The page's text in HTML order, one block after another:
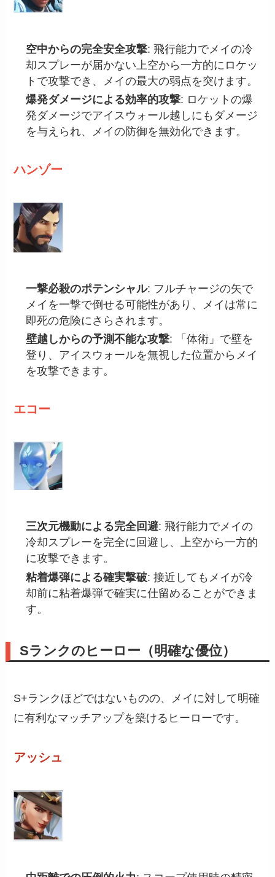
空中からの完全安全攻撃: 飛行能力でメイの冷
却スプレーが届かない上空から一方的にロケッ
トで攻撃でき、メイの最大の弱点を突けます。
爆発ダメージによる効率的攻撃: ロケットの爆
発ダメージでアイスウォール越しにもダメージ
を与えられ、メイの防御を無効化できます。
ハンゾー
一撃必殺のポテンシャル: フルチャージの矢で
メイを一撃で倒せる可能性があり、メイは常に
即死の危険にさらされます。
壁越しからの予測不能な攻撃: 「体術」で壁を
登り、アイスウォールを無視した位置からメイ
を攻撃できます。
エコー
三次元機動による完全回避: 飛行能力でメイの
冷却スプレーを完全に回避し、上空から一方的
に攻撃できます。
粘着爆弾による確実撃破: 接近してもメイが冷
却前に粘着爆弾で確実に仕留めることができま
す。
Sランクのヒーロー（明確な優位）
S+ランクほどではないものの、メイに対して明確
に有利なマッチアップを築けるヒーローです。
アッシュ